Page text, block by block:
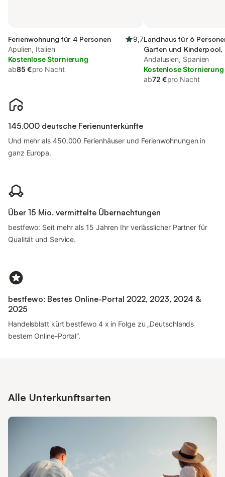
Ferienwohnung für 4 Personen
9,7
Apulien, Italien
Kostenlose Stornierung
ab85 €pro Nacht
Landhaus für 6
Garten und Kinderpool,
Haustier
Andalusien, Spanien
Kostenlose Stornierung
ab72 €pro Nacht
145.000 deutsche Ferienunterkünfte
Und mehr als 450.000 Ferienhäuser und Ferienwohnungen in
ganz Europa.
Über 15 Mio. vermittelte Übernachtungen
bestfewo: Seit mehr als 15 Jahren Ihr verlässlicher Partner für
Qualität und Service.
bestfewo: Bestes Online-Portal 2022, 2023, 2024 &
2025
Handelsblatt kürt bestfewo 4 x in Folge zu „Deutschlands
bestem Online-Portal“.
Alle Unterkunftsarten